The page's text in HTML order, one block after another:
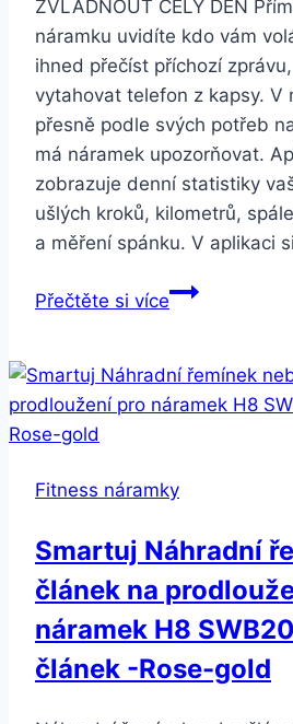
ZVLÁDNOUT CELÝ DEN
náramku uvidíte kdo vám
ihned přečíst příchozí
vytahovat telefon z kapsy. V
přesně podle svých potřeb
má náramek upozorňovat.
zobrazuje denní statistiky
ušlých kroků, kilometrů,
a měření spánku. V aplikaci
Přečtěte si víceSmartuj
A6-
5
Barva:
Fitness náramky
Smartuj Náhradní
článek na
náramek H8
článek -Rose-gold